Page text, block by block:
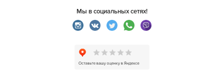
Мы в социальных сетях!